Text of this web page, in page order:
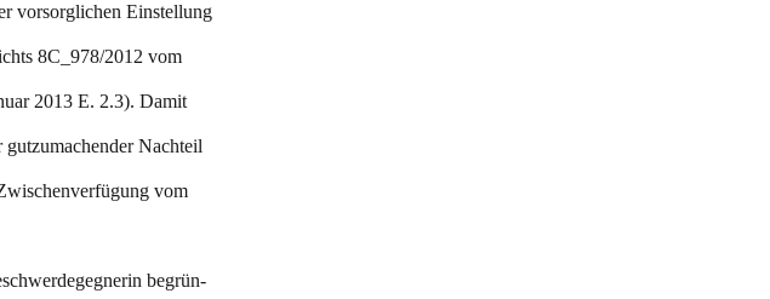
vorsorglichen Einstellung
8C_978/2012 vom
2013 E. 2.3). Damit
Nachteil
vom
begrün-